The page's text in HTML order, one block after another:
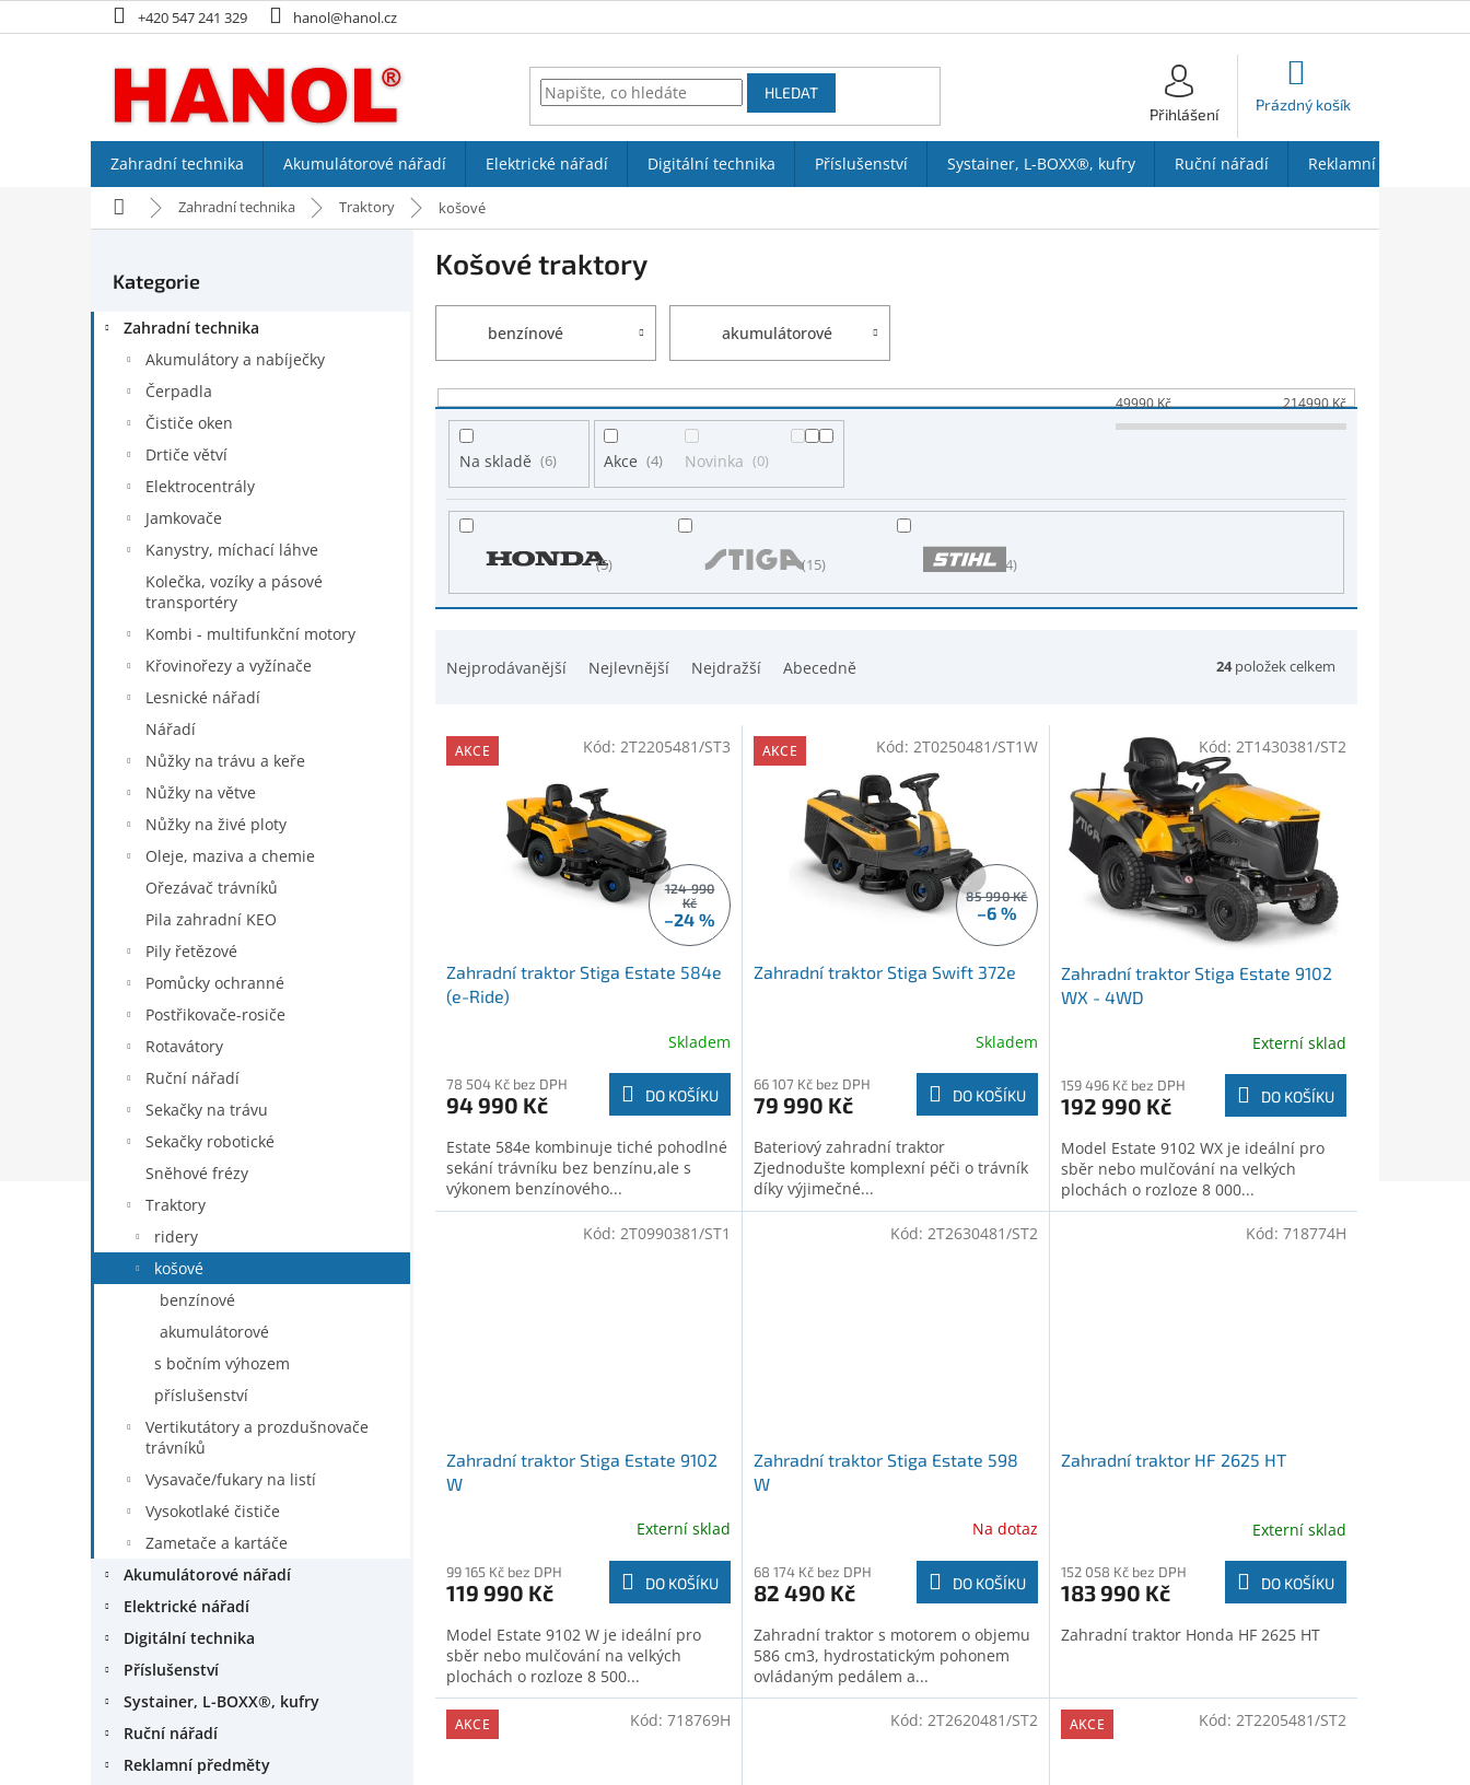
na
+420 547 241 329 hanol@hanol.cz
HLEDAT
Přihlášení
Prázdný košík
Zahradní technika Akumulátorové nářadí Elektrické nářadí Digitální technika Příslušenství Systainer, L-BOXX®, kufry Ruční nářadí Reklamní předměty
Domů Zahradní technika Traktory košové
t
Přeskočit
Kategorie
Zahradní technika
Akumulátory a nabíječky
Čerpadla
Čističe oken
Drtiče větví
Elektrocentrály
Jamkovače
Kanystry, míchací láhve
Kolečka, vozíky a pásové
transportéry
Kombi - multifunkční motory
Křovinořezy a vyžínače
Lesnické nářadí
Nářadí
Nůžky na trávu a keře
Nůžky na větve
Nůžky na živé ploty
Oleje, maziva a chemie
Ořezávač trávníků
Pila zahradní KEO
Pily řetězové
Pomůcky ochranné
Postřikovače-rosiče
Rotavátory
Ruční nářadí
Sekačky na trávu
Sekačky robotické
Sněhové frézy
Traktory
ridery
košové
benzínové
akumulátorové
s bočním výhozem
příslušenství
Vertikutátory a prozdušnovače
trávníků
Vysavače/fukary na listí
Vysokotlaké čističe
Zametače a kartáče
Akumulátorové nářadí
Elektrické nářadí
Digitální technika
Příslušenství
Systainer, L-BOXX®, kufry
Ruční nářadí
Reklamní předměty
Košové traktory
benzínové akumulátorové
n
Nejprodávanější Nejlevnější Nejdražší Abecedně 24položek celkem
49990Kč 214990Kč
Na skladě 6 Akce 4 Novinka 0
5 15 4
V
u
AKCE
124 990
Kč
–24 %
Zahradní traktor Stiga Estate 584e
(e-Ride)
Skladem
78 504 Kč bez DPH
94 990 Kč DO KOŠÍKU
Estate 584e kombinuje tiché pohodlné
sekání trávníku bez benzínu,ale s
výkonem benzínového...
Kód: 2T2205481/ST3 AKCE
85 990 Kč
–6 %
Zahradní traktor Stiga Swift 372e
Skladem
66 107 Kč bez DPH
79 990 Kč DO KOŠÍKU
Bateriový zahradní traktor
Zjednodušte komplexní péči o trávník
díky výjimečné...
Kód: 2T0250481/ST1W
Zahradní traktor Stiga Estate 9102
WX - 4WD
Externí sklad
159 496 Kč bez DPH
192 990 Kč DO KOŠÍKU
Model Estate 9102 WX je ideální pro
sběr nebo mulčování na velkých
plochách o rozloze 8 000...
Kód: 2T1430381/ST2
Zahradní traktor Stiga Estate 9102
W
Externí sklad
99 165 Kč bez DPH
119 990 Kč DO KOŠÍKU
Model Estate 9102 W je ideální pro
sběr nebo mulčování na velkých
plochách o rozloze 8 500...
Kód: 2T0990381/ST1
Zahradní traktor Stiga Estate 598
W
Na dotaz
68 174 Kč bez DPH
82 490 Kč DO KOŠÍKU
Zahradní traktor s motorem o objemu
586 cm3, hydrostatickým pohonem
ovládaným pedálem a...
Kód: 2T2630481/ST2
Zahradní traktor HF 2625 HT
Externí sklad
152 058 Kč bez DPH
183 990 Kč DO KOŠÍKU
Zahradní traktor Honda HF 2625 HT
Kód: 718774H
AKCE Kód: 718769H Kód: 2T2620481/ST2 AKCE Kód: 2T2205481/ST2